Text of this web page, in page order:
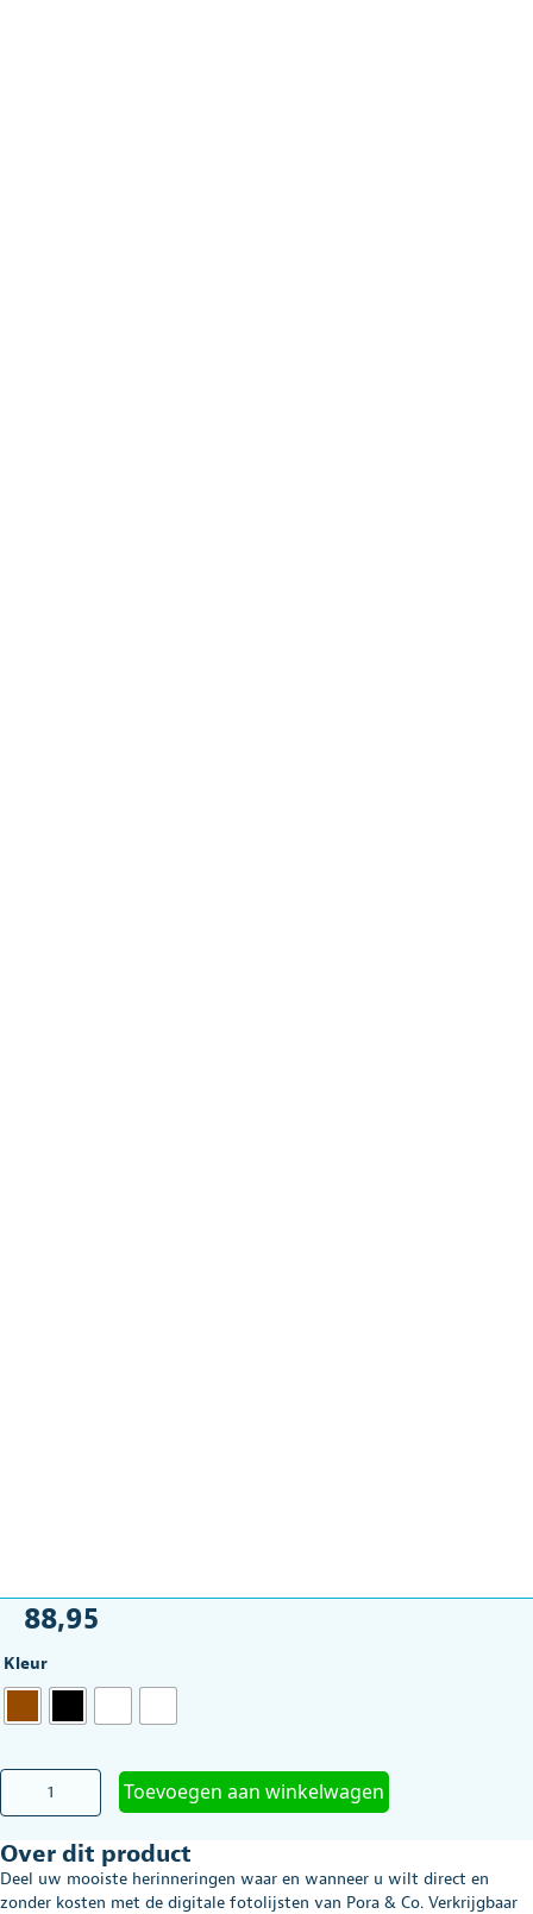
88,95
Kleur
Digitaal
fotolijst
diverse
kleuren
aantal
Toevoegen aan winkelwagen
Over dit product
Deel uw mooiste herinneringen waar en wanneer u wilt direct en
zonder kosten met de digitale fotolijsten van Pora & Co. Verkrijgbaar